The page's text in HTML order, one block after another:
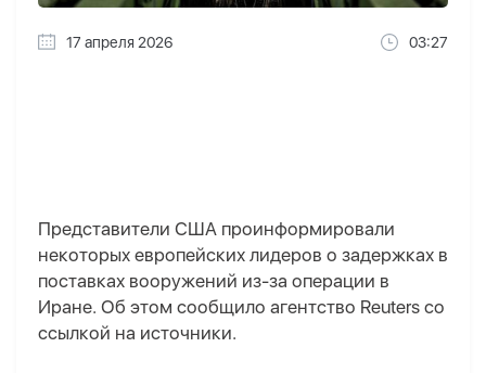
17 апреля 2026 03:27
Представители США проинформировали
некоторых европейских лидеров о задержках в
поставках вооружений из-за операции в
Иране. Об этом сообщило агентство Reuters со
ссылкой на источники.